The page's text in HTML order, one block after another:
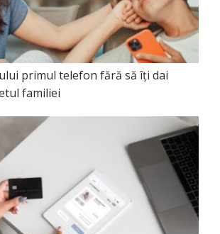
primul telefon fără să îți dai
familiei